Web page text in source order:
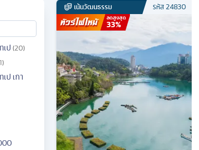
เป 20
ป เกา
เน้นวัฒนธรรม รหัส24830
ลดสูงสุด
33%